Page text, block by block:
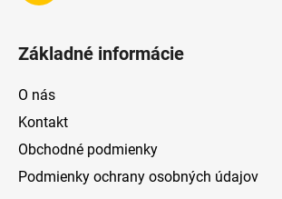
Základné informácie
O nás
Kontakt
Obchodné podmienky
Podmienky ochrany osobných údajov